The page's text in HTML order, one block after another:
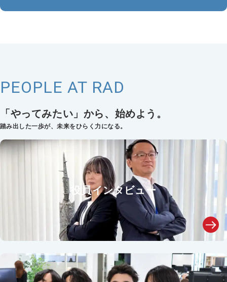
PEOPLE AT RAD
「やってみたい」から、始めよう。
踏み出した一歩が、未来をひらく力になる。
役員インタビュー